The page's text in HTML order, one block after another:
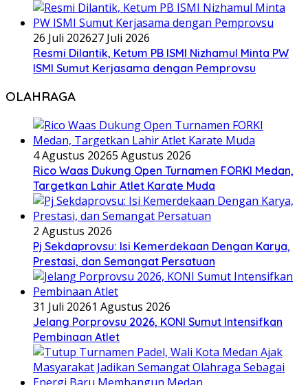
26 Juli 202627 Juli 2026
Resmi Dilantik, Ketum PB ISMI Nizhamul Minta PW
ISMI Sumut Kerjasama dengan Pemprovsu
OLAHRAGA
4 Agustus 20265 Agustus 2026
Rico Waas Dukung Open Turnamen FORKI Medan,
Targetkan Lahir Atlet Karate Muda
2 Agustus 2026
Pj Sekdaprovsu: Isi Kemerdekaan Dengan Karya,
Prestasi, dan Semangat Persatuan
31 Juli 20261 Agustus 2026
Jelang Porprovsu 2026, KONI Sumut Intensifkan
Pembinaan Atlet